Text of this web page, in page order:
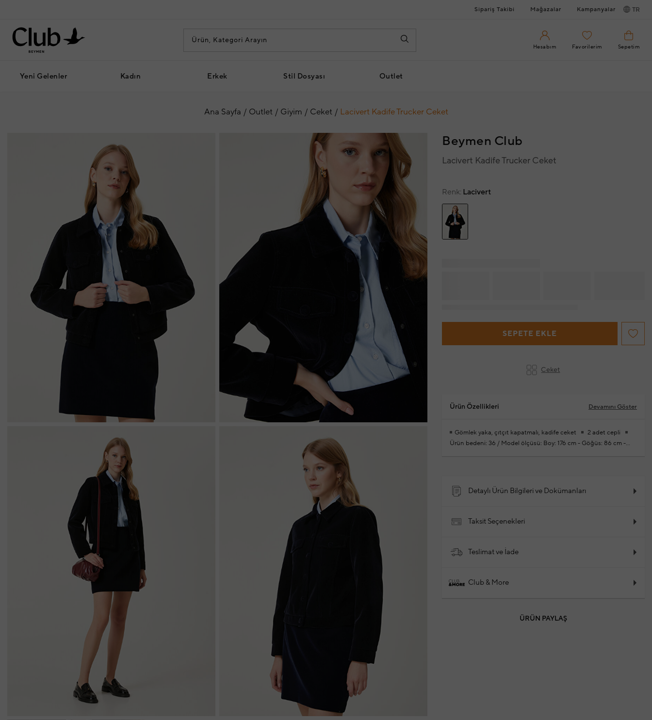
Sipariş Takibi Mağazalar Kampanyalar TR
Hesabım Favorilerim Sepetim
Yeni Gelenler Kadın Erkek Stil Dosyası Outlet
Ana Sayfa Outlet Giyim Ceket Lacivert Kadife Trucker Ceket
Beymen Club
Lacivert Kadife Trucker Ceket
Renk Lacivert
SEPETE EKLE
Ceket
Ürün Özellikleri Devamını Göster
Gömlek yaka, çıtçıt kapatmalı, kadife ceket
2 adet cepli
Ürün bedeni: 36 / Model ölçüsü: Boy: 176 cm - Göğüs: 86 cm -
Detaylı Ürün Bilgileri ve Dokümanları
Taksit Seçenekleri
Teslimat ve İade
Club & More
ÜRÜN PAYLAŞ